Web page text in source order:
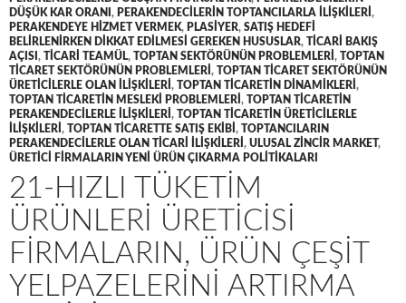
DÜŞÜK KAR ORANI , PERAKENDECILERIN TOPTANCILARLA ILIŞKILERI ,
PERAKENDEYE HIZMET VERMEK, PLASIYER, SATIŞ HEDEFI
BELIRLENIRKEN DIKKAT EDILMESI GEREKEN HUSUSLAR, TICARI BAKIŞ
AÇISI , TICARI TEAMÜL, TOPTAN SEKTÖRÜNÜN PROBLEMLERI , TOPTAN
TICARET SEKTÖRÜNÜN PROBLEMLERI , TOPTAN TICARET SEKTÖRÜNÜN
ÜRETICILERLE OLAN ILIŞKILERI , TOPTAN TICARETIN DINAMIKLERI ,
TOPTAN TICARETIN MESLEKI PROBLEMLERI , TOPTAN TICARETIN
PERAKENDECILERLE ILIŞKILERI , TOPTAN TICARETIN ÜRETICILERLE
ILIŞKILERI , TOPTAN TICARETTE SATIŞ EKIBI , TOPTANCILARIN
PERAKENDECILERLE OLAN TICARI ILIŞKILERI , ULUSAL ZINCIR MARKET,
ÜRETICI FIRMALARIN YENI ÜRÜN ÇIKARMA POLITIKALARI
21-HIZLI TÜKETIM
ÜRÜNLERI ÜRETICISI
FIRMALARIN, ÜRÜN ÇEŞIT
YELPAZELERINI ARTIRMA